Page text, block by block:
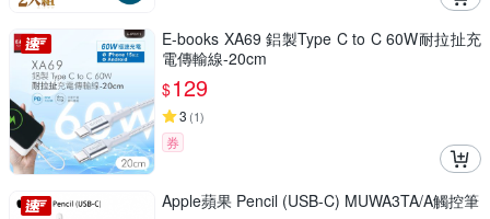
E-books XA69 鋁製Type C to C 60W耐拉扯充
電傳輸線-20cm
$129
3 (1)
券
Apple蘋果 Pencil (USB-C) MUWA3TA/A觸控筆